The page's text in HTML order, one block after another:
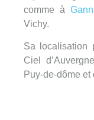
comme à
Vichy.
Sa
Ciel
Puy-de-dôme et